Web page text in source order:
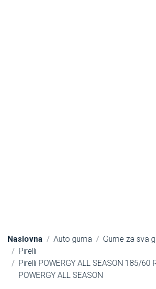
Naslovna Auto guma
Gume za sva
Pirelli
Pirelli POWERGY ALL SEASON 185/60
POWERGY ALL SEASON